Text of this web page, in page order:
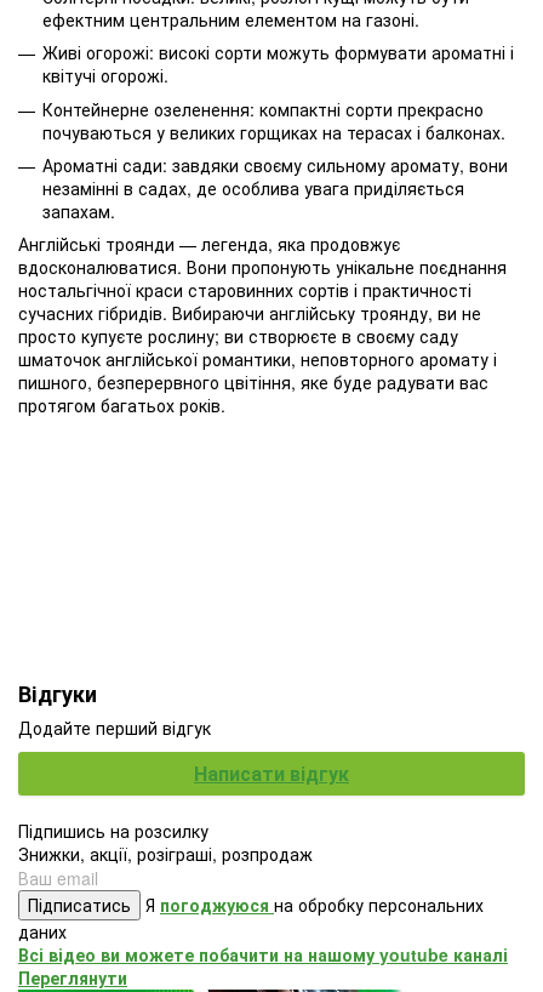
ефектним центральним елементом на газоні.
Живі огорожі: високі сорти можуть формувати ароматні і
квітучі огорожі.
Контейнерне озеленення: компактні сорти прекрасно
почуваються у великих горщиках на терасах і балконах.
Ароматні сади: завдяки своєму сильному аромату, вони
незамінні в садах, де особлива увага приділяється
запахам.
Англійські троянди — легенда, яка продовжує
вдосконалюватися. Вони пропонують унікальне поєднання
ностальгічної краси старовинних сортів і практичності
сучасних гібридів. Вибираючи англійську троянду, ви не
просто купуєте рослину; ви створюєте в своєму саду
шматочок англійської романтики, неповторного аромату і
пишного, безперервного цвітіння, яке буде радувати вас
протягом багатьох років.
Відгуки
Додайте перший відгук
Написати відгук
Підпишись на розсилку
Знижки, акції, розіграші, розпродаж
Підписатись Я погоджуюся на обробку персональних
даних
Всі відео ви можете побачити на нашому youtube каналі
Переглянути